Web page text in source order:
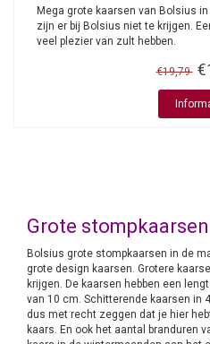
Mega grote kaarsen van Bolsius
zijn er bij Bolsius niet te krijgen.
veel plezier van zult hebben.
€19,79
Grote stompkaarsen
Bolsius grote stompkaarsen in de
grote design kaarsen. Grotere
krijgen. De kaarsen hebben een
van 10 cm. Schitterende kaarsen in
dus met recht zeggen dat je hier
kaars. En ook het aantal branduren